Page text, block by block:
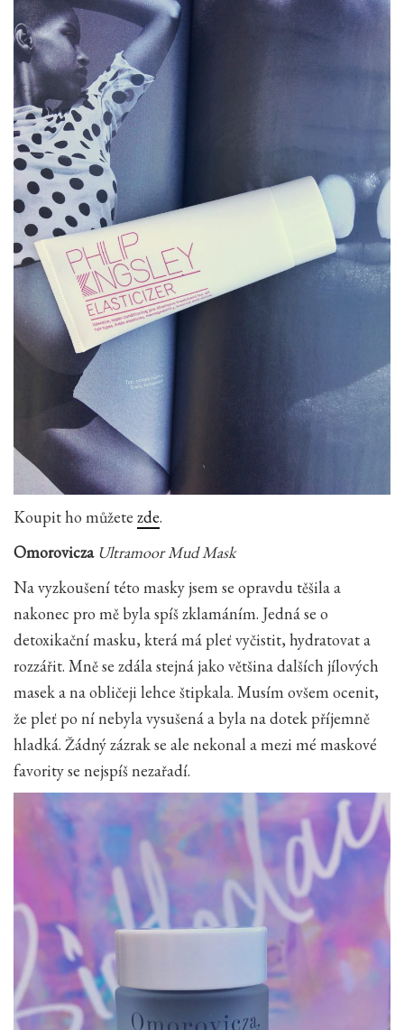
Koupit ho můžete zde.
Omorovicza Ultramoor Mud Mask
Na vyzkoušení této masky jsem se opravdu těšila a
nakonec pro mě byla spíš zklamáním. Jedná se o
detoxikační masku, která má pleť vyčistit, hydratovat a
rozzářit. Mně se zdála stejná jako většina dalších jílových
masek a na obličeji lehce štipkala. Musím ovšem ocenit,
že pleť po ní nebyla vysušená a byla na dotek příjemně
hladká. Žádný zázrak se ale nekonal a mezi mé maskové
favority se nejspíš nezařadí.